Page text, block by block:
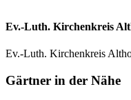
Ev.-Luth. Kirchenkreis
Ev.-Luth. Kirchenkreis
Gärtner in der Nähe